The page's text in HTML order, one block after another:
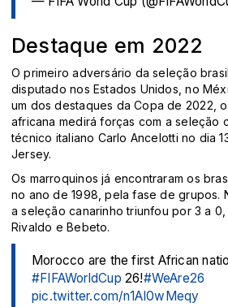
Destaque em 2022
O primeiro adversário da seleção
disputado nos Estados Unidos, no
um dos destaques da Copa de 2022,
africana medirá forças com a seleção
técnico italiano Carlo Ancelotti no dia
Jersey.
Os marroquinos já encontraram os
no ano de 1998, pela fase de grupos.
a seleção canarinho triunfou por 3 a 0,
Rivaldo e Bebeto.
Morocco are the first African
#FIFAWorldCup 26!#WeAre26
pic.twitter.com/n1AI0wMeqy